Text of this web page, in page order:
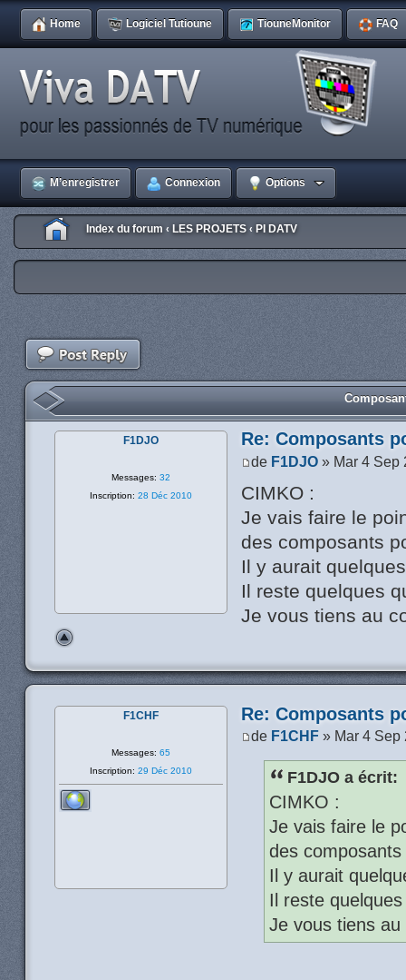
Home Logiciel Tutioune TiouneMonitor FAQ
M’enregistrer Connexion Options
Index du forum ‹ LES PROJETS ‹ PI DATV
Re: Composants
de F1DJO » Mar 4 Sep
CIMKO :
Je vais faire le
des composants
Il y aurait
Il reste quelques
Je vous tiens au
F1DJO
Messages: 32
Inscription: 28 Déc 2010
Re: Composants
de F1CHF » Mar 4 Sep
F1DJO a écrit:
CIMKO :
Je vais faire le
des
Il y aurait
Il reste
Je vous tiens
F1CHF
Messages: 65
Inscription: 29 Déc 2010